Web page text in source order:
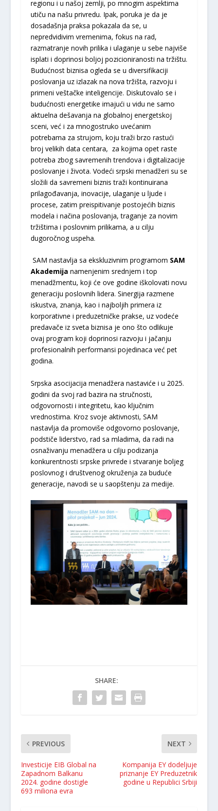
regionu i u našoj zemlji, po mnogim aspektima
utiču na našu privredu. Ipak, poruka je da je
dosadašnja praksa pokazala da se, u
nepredvidivim vremenima, fokus na rad,
razmatranje novih prilika i ulaganje u sebe najviše
isplati i doprinosi boljoj pozicioniranosti na tržištu.
Budućnost biznisa ogleda se u diversifikaciji
poslovanja uz izlazak na nova tržišta, razvoju i
primeni veštačke inteligencije. Diskutovalo se i
budućnosti energetike imajući u vidu ne samo
aktuelna dešavanja na globalnoj energetskoj
sceni, već i za mnogostruko uvećanim
potrebama za strujom, koju traži brzo rastući
broj velikih data centara, za kojima opet raste
potreba zbog savremenih trendova i digitalizacije
poslovanje i života. Vodeći srpski menadžeri su se
složili da savremeni biznis traži kontinuirana
prilagođavanja, inovacije, ulaganje u ljude i
procese, zatim preispitivanje postojećih biznis
modela i načina poslovanja, traganje za novim
tržištima i poslovnim prilikama, a u cilju
dugoročnog uspeha.
SAM nastavlja sa ekskluzivnim programom SAM
Akademija namenjenim srednjem i top
menadžmentu, koji će ove godine iškolovati novu
generaciju poslovnih lidera. Sinergija razmene
iskustva, znanja, kao i najboljih primera iz
korporativne i preduzetničke prakse, uz vodeće
predavače iz sveta biznisa je ono što odlikuje
ovaj program koji doprinosi razvoju i jačanju
profesionalnih performansi pojedinaca već pet
godina.
Srpska asocijacija menadžera nastaviće i u 2025.
godini da svoj rad bazira na stručnosti,
odgovornosti i integritetu, kao ključnim
vrednostima. Kroz svoje aktivnosti, SAM
nastavlja da promoviše odgovorno poslovanje,
podstiče liderstvo, rad sa mladima, da radi na
osnaživanju menadžera u cilju podizanja
konkurentnosti srpske privrede i stvaranje boljeg
poslovnog i društvenog okruženja za buduće
generacije, navodi se u saopštenju za medije.
SHARE:
PREVIOUS
Investicije EIB Global na
Zapadnom Balkanu
2024. godine dostigle
693 miliona evra
NEXT
Kompanija EY dodeljuje
priznanje EY Preduzetnik
godine u Republici Srbiji